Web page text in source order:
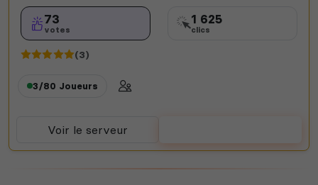
73
votes
1 625
clics
(3)
3/80 Joueurs
Voir le serveur